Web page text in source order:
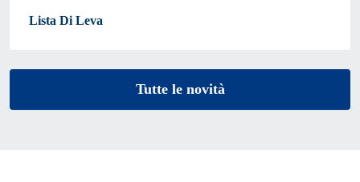
Lista Di Leva
Tutte le novità